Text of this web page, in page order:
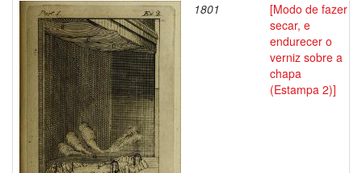
1801
[Modo de fazer
secar, e
endurecer o
verniz sobre a
chapa
(Estampa 2)]